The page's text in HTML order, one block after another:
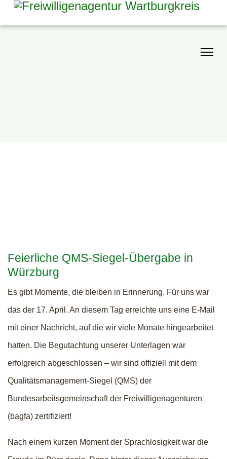
Feierliche QMS-Siegel-Übergabe in
Würzburg
Es gibt Momente, die bleiben in Erinnerung. Für uns war
das der 17. April. An diesem Tag erreichte uns eine E-Mail
mit einer Nachricht, auf die wir viele Monate hingearbeitet
hatten. Die Begutachtung unserer Unterlagen war
erfolgreich abgeschlossen – wir sind offiziell mit dem
Qualitätsmanagement-Siegel (QMS) der
Bundesarbeitsgemeinschaft der Freiwilligenagenturen
(bagfa) zertifiziert!
Nach einem kurzen Moment der Sprachlosigkeit war die